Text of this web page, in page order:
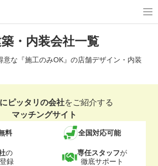
・内装会社一覧
意な『施工のみOK』の店舗デザイン・内装
ピッタリの会社をご紹介する
マッチングサイト
料 全国対応可能
の
録
専任スタッフが
徹底サポート